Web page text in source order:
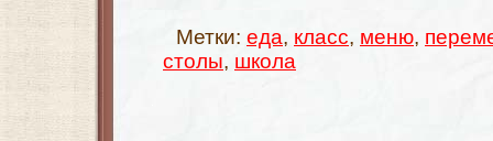
Метки: еда, класс, меню,
столы, школа